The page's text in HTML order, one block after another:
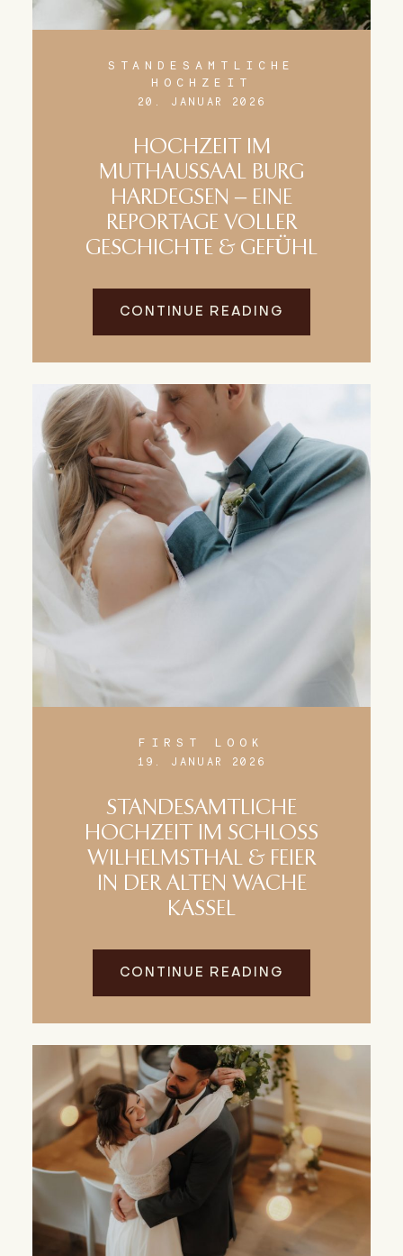
STANDESAMTLICHE
HOCHZEIT
20. JANUAR 2026
HOCHZEIT IM
MUTHAUSSAAL BURG
HARDEGSEN – EINE
REPORTAGE VOLLER
GESCHICHTE & GEFÜHL
CONTINUE READING
FIRST LOOK
19. JANUAR 2026
STANDESAMTLICHE
HOCHZEIT IM SCHLOSS
WILHELMSTHAL & FEIER
IN DER ALTEN WACHE
KASSEL
CONTINUE READING